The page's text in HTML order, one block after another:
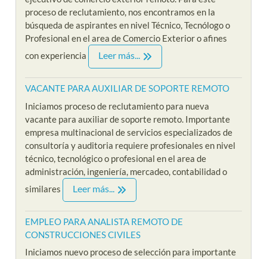
proceso de reclutamiento, nos encontramos en la
búsqueda de aspirantes en nivel Técnico, Tecnólogo o
Profesional en el area de Comercio Exterior o afines
con experiencia
Leer más...
VACANTE PARA AUXILIAR DE SOPORTE REMOTO
Iniciamos proceso de reclutamiento para nueva
vacante para auxiliar de soporte remoto. Importante
empresa multinacional de servicios especializados de
consultoría y auditoria requiere profesionales en nivel
técnico, tecnológico o profesional en el area de
administración, ingeniería, mercadeo, contabilidad o
similares
Leer más...
EMPLEO PARA ANALISTA REMOTO DE
CONSTRUCCIONES CIVILES
Iniciamos nuevo proceso de selección para importante